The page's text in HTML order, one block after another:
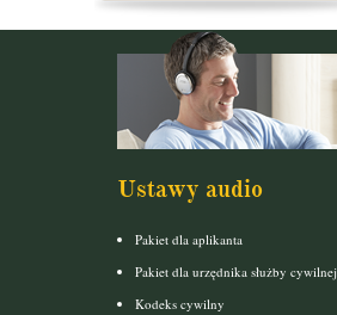
Ustawy audio
Pakiet dla aplikanta
Pakiet dla urzędnika służby cywilnej
Kodeks cywilny